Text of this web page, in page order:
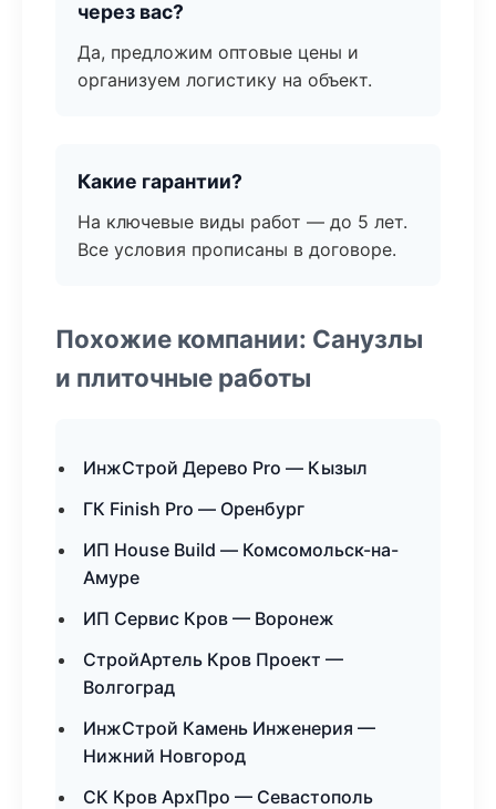
через вас?
Да, предложим оптовые цены и
организуем логистику на объект.
Какие гарантии?
На ключевые виды работ — до 5 лет.
Все условия прописаны в договоре.
Похожие компании: Санузлы
и плиточные работы
ИнжСтрой Дерево Pro — Кызыл
ГК Finish Pro — Оренбург
ИП House Build — Комсомольск-на-
Амуре
ИП Сервис Кров — Воронеж
СтройАртель Кров Проект —
Волгоград
ИнжСтрой Камень Инженерия —
Нижний Новгород
СК Кров АрхПро — Севастополь